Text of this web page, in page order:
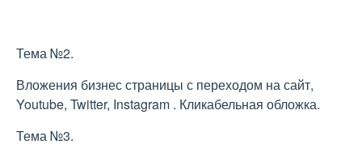
Тема №2.
Вложения бизнес страницы с переходом на сайт,
Youtube, Twitter, Instagram . Кликабельная обложка.
Тема №3.